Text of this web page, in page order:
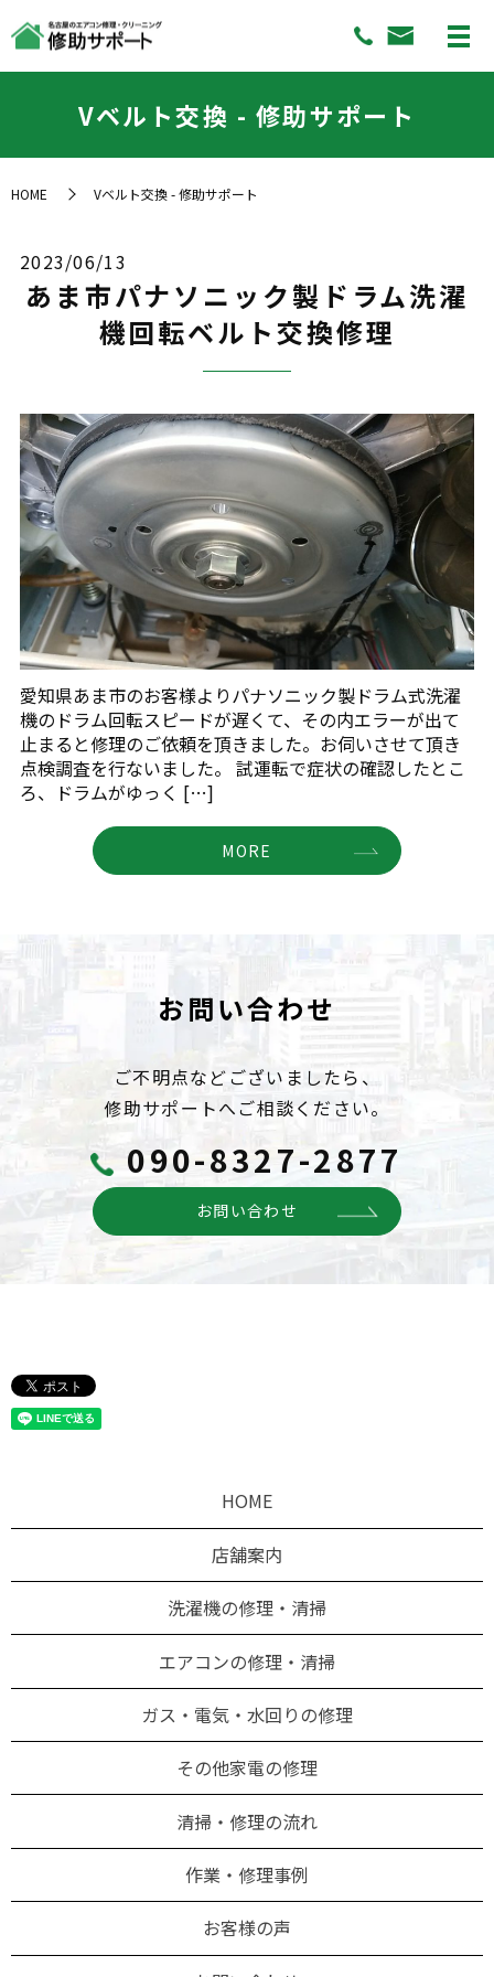
Vベルト交換 - 修助サポート
HOME Vベルト交換 - 修助サポート
2023/06/13
あま市パナソニック製ドラム洗濯
機回転ベルト交換修理
愛知県あま市のお客様よりパナソニック製ドラム式洗濯
機のドラム回転スピードが遅くて、その内エラーが出て
止まると修理のご依頼を頂きました。お伺いさせて頂き
点検調査を行ないました。 試運転で症状の確認したとこ
ろ、ドラムがゆっく […]
MORE
お問い合わせ
ご不明点などございましたら、
修助サポートへご相談ください。
090-8327-2877
お問い合わせ
HOME
店舗案内
洗濯機の修理・清掃
エアコンの修理・清掃
ガス・電気・水回りの修理
その他家電の修理
清掃・修理の流れ
作業・修理事例
お客様の声